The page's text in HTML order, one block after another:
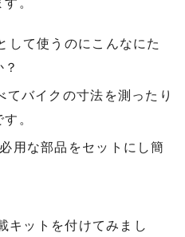
して使うのにこんなにた
てバイクの寸法を測ったり
。
用な部品をセットにし簡
キットを付けてみまし